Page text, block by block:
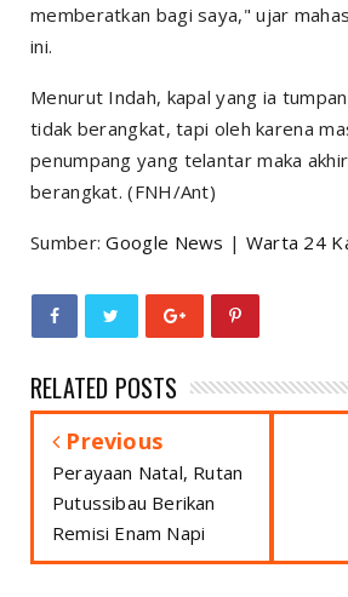
memberatkan bagi saya," ujar
ini.
Menurut Indah, kapal yang ia
tidak berangkat, tapi oleh karena
penumpang yang telantar maka
berangkat. (FNH/Ant)
Sumber:Google News | Warta 24
RELATED POSTS
Previous
Perayaan Natal, Rutan
Putussibau Berikan
Remisi Enam Napi